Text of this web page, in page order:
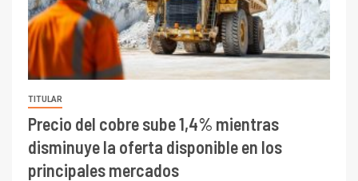
TITULAR
Precio del cobre sube 1,4% mientras
disminuye la oferta disponible en los
principales mercados